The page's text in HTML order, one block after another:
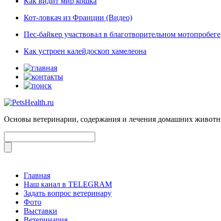
Кот-ловкач из Франции (Видео)
Пес-байкер участвовал в благотворительном мотопробеге
Как устроен калейдоскоп хамелеона
Основы ветеринарии, содержания и лечения домашних
Главная
Наш канал в TELEGRAM
Задать вопрос ветеринару
Фото
Выставки